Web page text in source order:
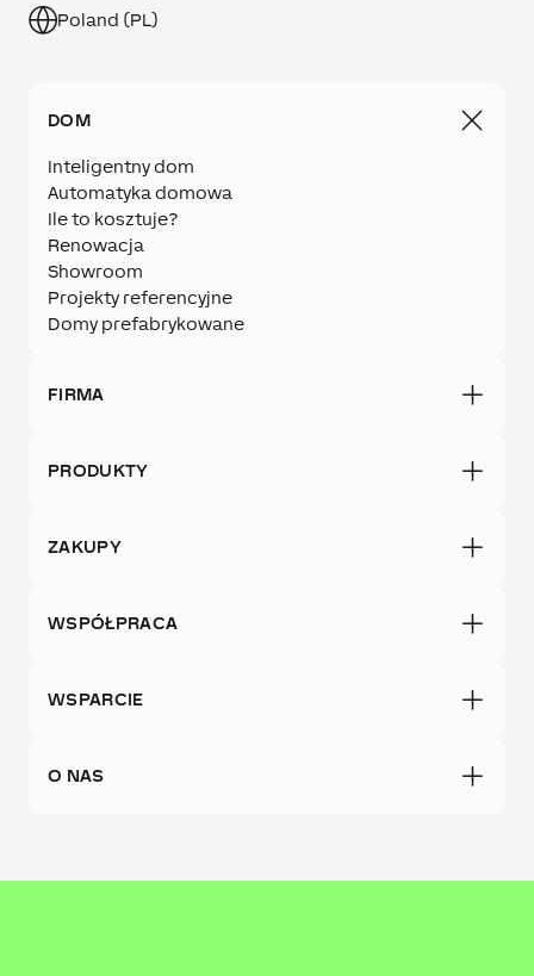
Poland (PL)
DOM
Inteligentny dom
Automatyka domowa
Ile to kosztuje?
Renowacja
Showroom
Projekty referencyjne
Domy prefabrykowane
FIRMA
PRODUKTY
ZAKUPY
WSPÓŁPRACA
WSPARCIE
O NAS